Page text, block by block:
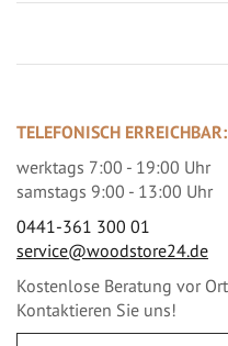
TELEFONISCH ERREICHBAR:
werktags 7:00 - 19:00 Uhr
samstags 9:00 - 13:00 Uhr
0441-361 300 01
service@woodstore24.de
Kostenlose Beratung vor
Kontaktieren Sie uns!